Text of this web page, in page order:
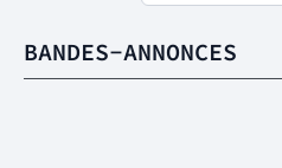
BANDES-ANNONCES